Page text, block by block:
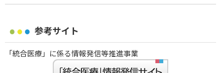
参考サイト
「統合医療」に係る情報発信等推進事業